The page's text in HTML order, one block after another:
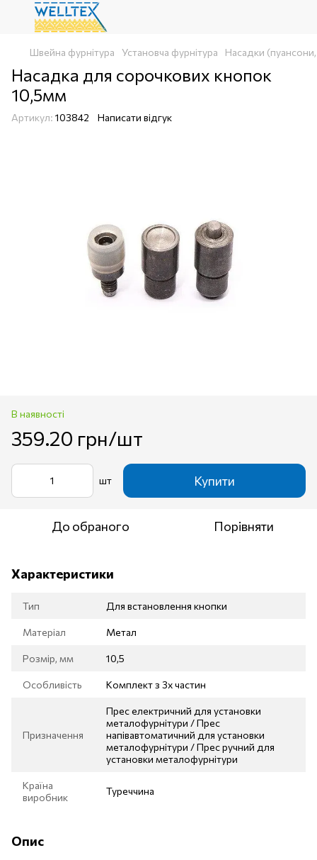
Швейна фурнітура Установча фурнітура Насадки
Насадка для сорочкових кнопок
10,5мм
Артикул: 103842 Написати відгук
В наявності
359.20 грн/шт
шт Купити
До обраного Порівняти
Характеристики
Тип Для встановлення кнопки
Матеріал Метал
Розмір, мм 10,5
Особливість Комплект з 3х частин
Призначення
Прес електричний для установки
металофурнітури / Прес
напівавтоматичний для установки
металофурнітури / Прес ручний для
установки металофурнітури
Країна
виробник
Туреччина
Опис